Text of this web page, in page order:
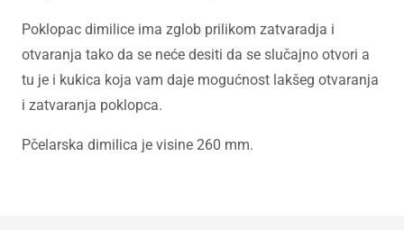
Poklopac dimilice ima zglob prilikom zatvaradja i
otvaranja tako da se neće desiti da se slučajno otvori a
tu je i kukica koja vam daje mogućnost lakšeg otvaranja
i zatvaranja poklopca.
Pčelarska dimilica je visine 260 mm.